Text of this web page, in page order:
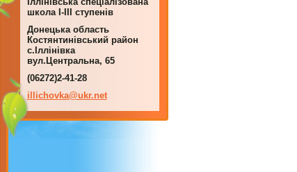
школа І-ІІІ ступенів
Донецька область
Костянтинівський район
с.Іллінівка
вул.Центральна, 65
(06272)2-41-28
illichovka@ukr.net